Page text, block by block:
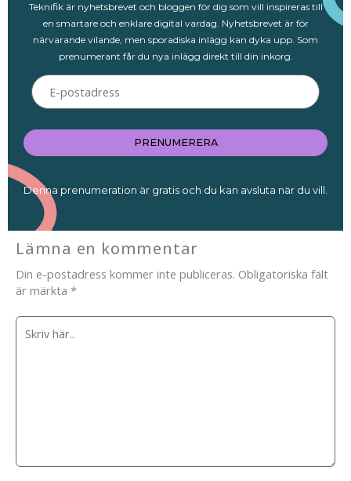
Teknifik är nyhetsbrevet och bloggen för dig som vill inspireras till
en smartare och enklare digital vardag. Nyhetsbrevet är för
närvarande vilande, men sporadiska inlägg kan dyka upp. Som
prenumerant får du nya inlägg direkt till din inkorg.
E-
postadress
PRENUMERERA
Denna prenumeration är gratis och du kan avsluta när du vill.
Lämna en kommentar
Din e-postadress kommer inte publiceras. Obligatoriska fält
är märkta *
Skriv
här..